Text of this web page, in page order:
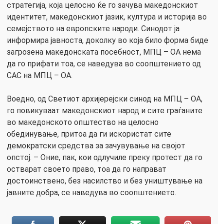
стратегија, која целосно ќе го зачува македонскиот
идентитет, македонскиот јазик, култура и историја во
семејството на европските народи. Синодот ја
информира јавноста, доколку во која било форма биде
загрозена македонската посебност, МПЦ – ОА нема
да го прифати тоа, се наведува во соопштението од
САС на МПЦ – ОА.
Воедно, од Светиот архијерејски синод на МПЦ – ОА,
го повикуваат македонскиот народ и сите граѓаните
во македонското општество на целосно
обединување, притоа да ги искористат сите
демократски средства за зачувување на својот
опстој. – Оние, пак, кои одлучиле преку протест да го
остварат своето право, тоа да го направат
достоинствено, без насилство и без уништување на
јавните добра, се наведува во соопштението.